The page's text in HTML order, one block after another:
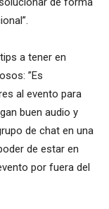
a tener en
”Es
al evento para
buen audio y
de chat en una
de estar en
por fuera del